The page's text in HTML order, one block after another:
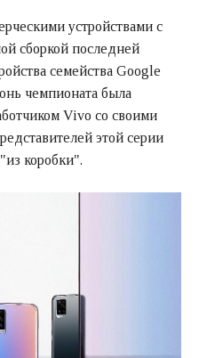
устройствами с
сборкой последней
семейства Google
чемпионата была
Vivo со своими
этой серии
коробки".